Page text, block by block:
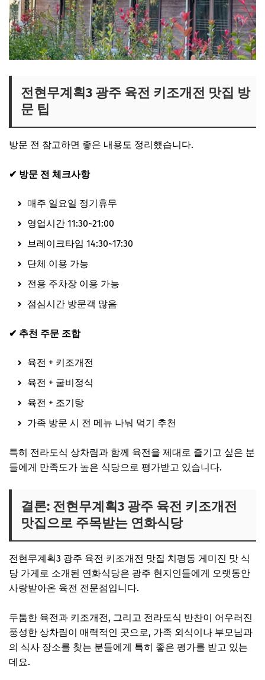
전현무계획3 광주 육전 키조개전 맛집 방
문 팁
방문 전 참고하면 좋은 내용도 정리했습니다.
✔ 방문 전 체크사항
매주 일요일 정기휴무
영업시간 11:30~21:00
브레이크타임 14:30~17:30
단체 이용 가능
전용 주차장 이용 가능
점심시간 방문객 많음
✔ 추천 주문 조합
육전 + 키조개전
육전 + 굴비정식
육전 + 조기탕
가족 방문 시 전 메뉴 나눠 먹기 추천
특히 전라도식 상차림과 함께 육전을 제대로 즐기고 싶은 분
들에게 만족도가 높은 식당으로 평가받고 있습니다.
결론: 전현무계획3 광주 육전 키조개전
맛집으로 주목받는 연화식당
전현무계획3 광주 육전 키조개전 맛집 치평동 게미진 맛 식
당 가게로 소개된 연화식당은 광주 현지인들에게 오랫동안
사랑받아온 육전 전문점입니다.
두툼한 육전과 키조개전, 그리고 전라도식 반찬이 어우러진
풍성한 상차림이 매력적인 곳으로, 가족 외식이나 부모님과
의 식사 장소를 찾는 분들에게 특히 좋은 평가를 받고 있는
데요.